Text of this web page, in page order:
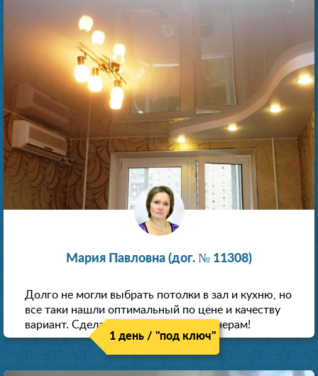
Мария Павловна (дог. № 11308)
Долго не могли выбрать потолки в зал и кухню, но
все таки нашли оптимальный по цене и качеству
вариант. Сделали скидку как пенсионерам!
1 день / "под ключ"